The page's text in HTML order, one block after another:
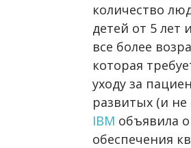
количество
детей от 5 лет
все более
которая
уходу за
развитых (и
IBM объявила
обеспечения